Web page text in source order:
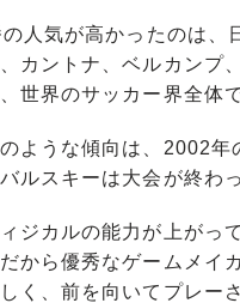
人気が高かったのは、
カントナ、ベルカンプ
世界のサッカー界全体
ような傾向は、2002年
ルスキーは大会が終わ
ィジカルの能力が上が
から優秀なゲームメイ
く、前を向いてプレー